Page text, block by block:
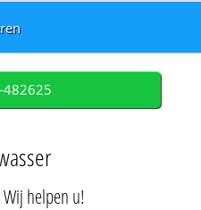
helpen u!